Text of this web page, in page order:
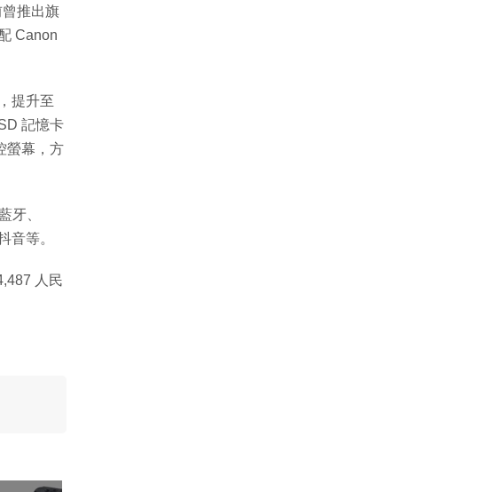
推出旗
Canon
提升至
記憶卡
螢幕，方
牙、
音等。
人民